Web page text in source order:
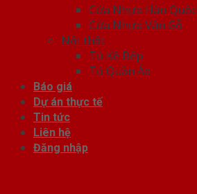
Cửa Nhựa Hàn Quốc
Cửa Nhựa Vân Gỗ
Nội thất
Tủ Kệ Bếp
Tủ Quần Áo
Báo giá
Dự án thực tế
Tin tức
Liên hệ
Đăng nhập